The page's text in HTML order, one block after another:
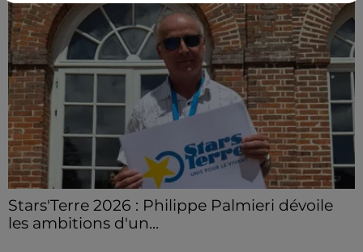
Stars'Terre 2026 : Philippe Palmieri dévoile
les ambitions d'un...